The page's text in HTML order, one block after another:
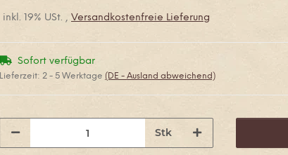
inkl. 19% USt. , Versandkostenfreie Lieferung
Sofort verfügbar
Lieferzeit: 2 - 5 Werktage (DE - Ausland abweichend)
Stk